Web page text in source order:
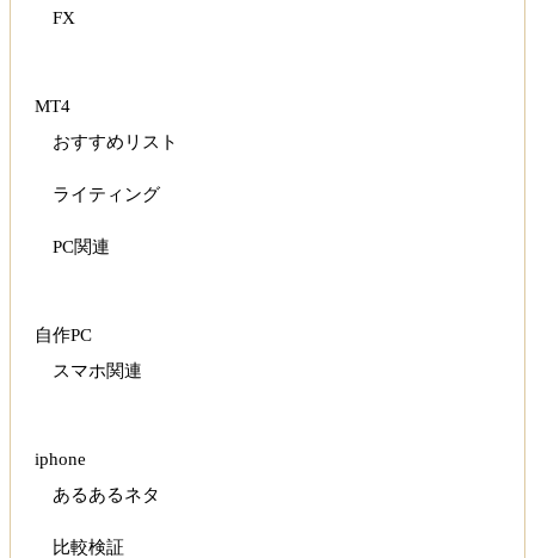
FX
MT4
おすすめリスト
ライティング
PC関連
自作PC
スマホ関連
iphone
あるあるネタ
比較検証